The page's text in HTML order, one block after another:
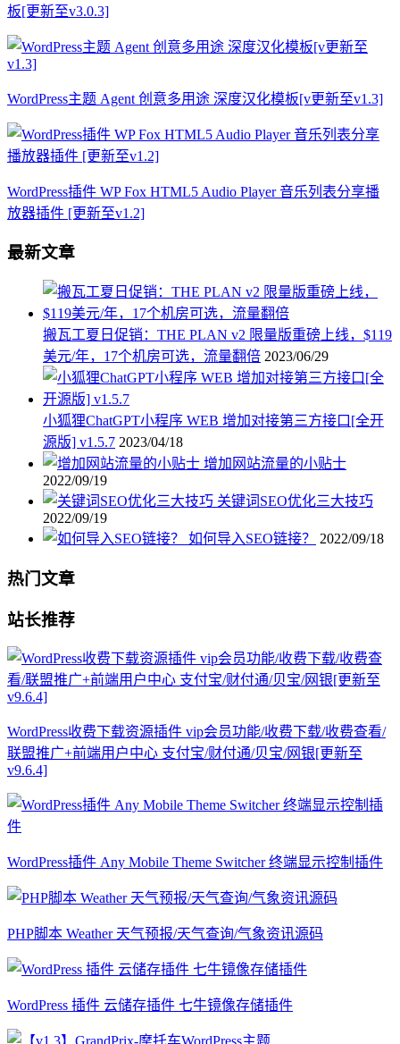
板[更新至v3.0.3]
WordPress主题 Agent 创意多用途 深度汉化模板[v更新至v1.3]
WordPress插件 WP Fox HTML5 Audio Player 音乐列表分享播
放器插件 [更新至v1.2]
最新文章
搬瓦工夏日促销：THE PLAN v2 限量版重磅上线，$119
美元/年，17个机房可选，流量翻倍 2023/06/29
小狐狸ChatGPT小程序 WEB 增加对接第三方接口[全开
源版] v1.5.7 2023/04/18
增加网站流量的小贴士
2022/09/19
关键词SEO优化三大技巧
2022/09/19
如何导入SEO链接？
2022/09/18
热门文章
站长推荐
WordPress收费下载资源插件 vip会员功能/收费下载/收费查看/
联盟推广+前端用户中心 支付宝/财付通/贝宝/网银[更新至
v9.6.4]
WordPress插件 Any Mobile Theme Switcher 终端显示控制插件
PHP脚本 Weather 天气预报/天气查询/气象资讯源码
WordPress 插件 云储存插件 七牛镜像存储插件